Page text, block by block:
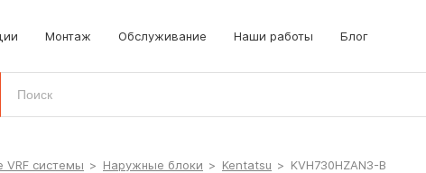
Монтаж Обслуживание Наши работы Блог
VRF системы > Наружные блоки > Kentatsu > KVH730HZAN3-B